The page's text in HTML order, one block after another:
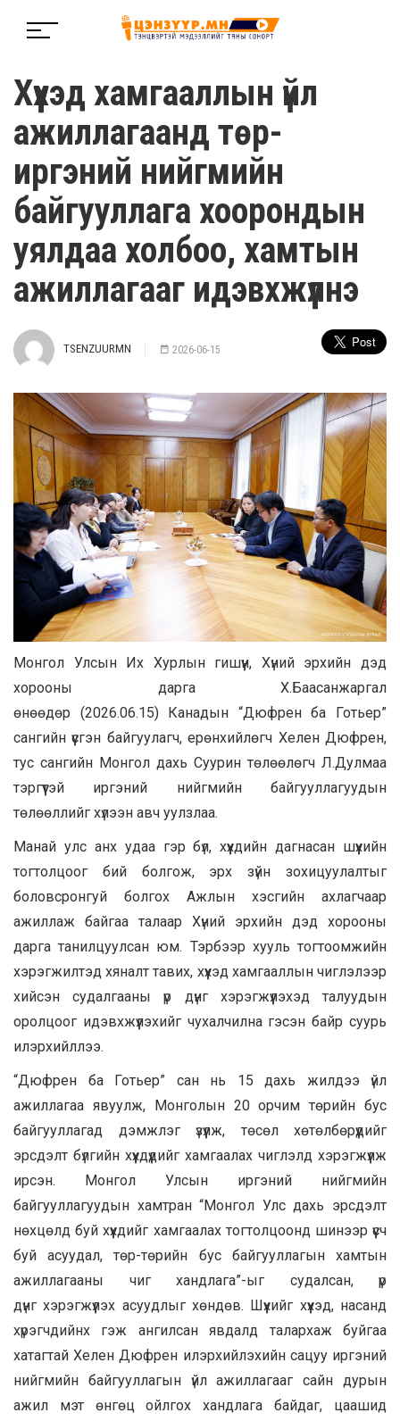
Хүүхэд хамгааллын үйл
ажиллагаанд төр-
иргэний нийгмийн
байгууллага хоорондын
уялдаа холбоо, хамтын
ажиллагааг идэвхжүүлнэ
TSENZUURMN 2026-06-15
Монгол Улсын Их Хурлын гишүүн, Хүний эрхийн дэд
хорооны дарга Х.Баасанжаргал
өнөөдөр (2026.06.15) Канадын “Дюфрен ба Готьер”
сангийн үүсгэн байгуулагч, ерөнхийлөгч Хелен Дюфрен,
тус сангийн Монгол дахь Суурин төлөөлөгч Л.Дулмаа
тэргүүтэй иргэний нийгмийн байгууллагуудын
төлөөллийг хүлээн авч уулзлаа.
Манай улс анх удаа гэр бүл, хүүхдийн дагнасан шүүхийн
тогтолцоог бий болгож, эрх зүйн зохицуулалтыг
боловсронгуй болгох Ажлын хэсгийн ахлагчаар
ажиллаж байгаа талаар Хүний эрхийн дэд хорооны
дарга танилцуулсан юм. Тэрбээр хууль тогтоомжийн
хэрэгжилтэд хяналт тавих, хүүхэд хамгааллын чиглэлээр
хийсэн судалгааны үр дүнг хэрэгжүүлэхэд талуудын
оролцоог идэвхжүүлэхийг чухалчилна гэсэн байр суурь
илэрхийллээ.
“Дюфрен ба Готьер” сан нь 15 дахь жилдээ үйл
ажиллагаа явуулж, Монголын 20 орчим төрийн бус
байгууллагад дэмжлэг үзүүлж, төсөл хөтөлбөрүүдийг
эрсдэлт бүлгийн хүүхдүүдийг хамгаалах чиглэлд хэрэгжүүлж
ирсэн. Монгол Улсын иргэний нийгмийн
байгууллагуудын хамтран “Монгол Улс дахь эрсдэлт
нөхцөлд буй хүүхдийг хамгаалах тогтолцоонд шинээр үүсч
буй асуудал, төр-төрийн бус байгууллагын хамтын
ажиллагааны чиг хандлага”-ыг судалсан, үр
дүнг хэрэгжүүлэх асуудлыг хөндөв. Шүүхийг хүүхэд, насанд
хүрэгчдийнх гэж ангилсан явдалд талархаж буйгаа
хатагтай Хелен Дюфрен илэрхийлэхийн сацуу иргэний
нийгмийн байгууллагын үйл ажиллагааг сайн дурын
ажил мэт өнгөц ойлгох хандлага байдаг, цаашид